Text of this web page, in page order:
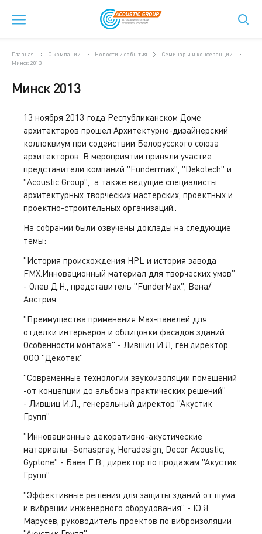
Главная О компании Новости и события
Семинары и конференции
Минск 2013
Минск 2013
13 ноября 2013 года Республиканском Доме
архитекторов прошел Архитектурно-дизайнерский
коллоквиум при содействии Белорусского союза
архитекторов. В мероприятии приняли участие
представители компаний "Fundermax", "Dekotech" и
"Acoustic Group", а также ведущие специалисты
архитектурных творческих мастерских, проектных и
проектно-строительных организаций..
На собрании были озвучены доклады на следующие
темы:
"История происхождения HPL и история завода
FMX.Инновационный материал для творческих умов"
- Олев Д.Н., представитель "FunderMax", Вена/
Австрия
"Преимущества применения Max-панелей для
отделки интерьеров и облицовки фасадов зданий.
Особенности монтажа" - Лившиц И.Л, ген.директор
ООО "Декотек"
"Современные технологии звукоизоляции помещений
-от концепции до альбома практических решений"
- Лившиц И.Л., генеральный директор "Акустик
Групп"
"Инновационные декоративно-акустические
материалы -Sonaspray, Heradesign, Decor Acoustic,
Gyptone" - Баев Г.В., директор по продажам "Акустик
Групп"
"Эффективные решения для защиты зданий от шума
и вибрации инженерного оборудования" - Ю.Я.
Марусев, руководитель проектов по виброизоляции